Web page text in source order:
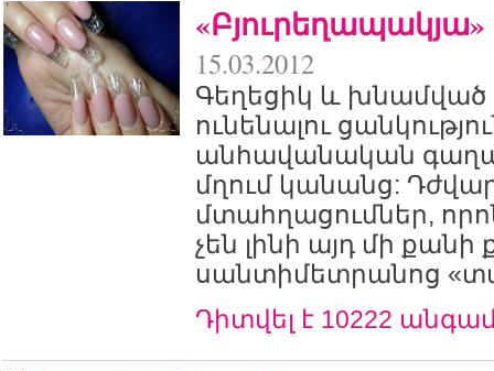
«Բյուրեղապակյա»
15.03.2012
Գեղեցիկ և խնամված
ունենալու
անհավանական
մղում կանանց:
մտահղացումներ,
չեն լինի այդ մի
սանտիմետրանոց
Դիտվել է 10222